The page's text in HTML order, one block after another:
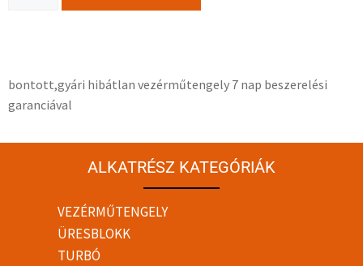
bontott,gyári hibátlan vezérműtengely 7 nap beszerelési
garanciával
ALKATRÉSZ KATEGÓRIÁK
VEZÉRMŰTENGELY
ÜRESBLOKK
TURBÓ